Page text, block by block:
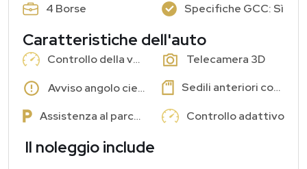
4 Borse
Specifiche GCC: Sì
Caratteristiche dell'auto
Controllo della velocità di crociera
Telecamera 3D
Avviso angolo cieco
Sedili anteriori con memoria
Assistenza al parcheggio
Controllo adattivo
Il noleggio include